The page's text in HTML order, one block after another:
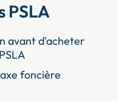
PSLA
avant d'acheter
foncière